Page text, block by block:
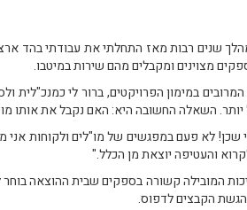
שנים רבות מאז התחלתי את עבודתי בהד
מצוינים ומקבלים מהם שירות במיטבו.
במימון הפרויקטים, ברור לי כמנכ"לית
יותר. השאלה החשובה היא: האם נקבל את אותו
שכן! לא פעם במפגשים של מו"לים ולקוחות אני
והעטיפה יוצאת מן הכלל."
המובילה קשורה בספקים שבית ההוצאה בוחר
הקבצים לדפוס.